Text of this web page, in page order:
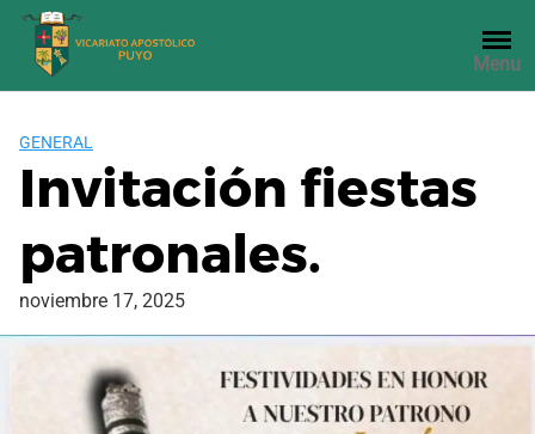
Saltar
contenido
Menu
GENERAL
Invitación fiestas
patronales.
noviembre 17, 2025